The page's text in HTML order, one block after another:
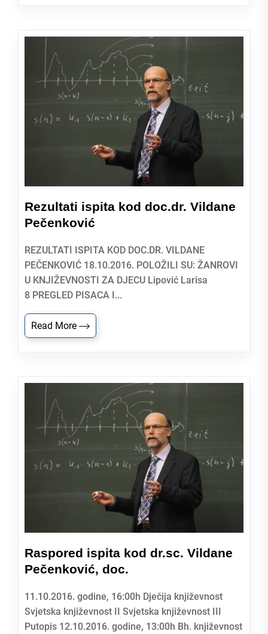
Rezultati ispita kod doc.dr. Vildane
Pečenković
REZULTATI ISPITA KOD DOC.DR. VILDANE
PEČENKOVIĆ 18.10.2016. POLOŽILI SU: ŽANROVI
U KNJIŽEVNOSTI ZA DJECU Lipović Larisa
8 PREGLED PISACA I...
Read More
Raspored ispita kod dr.sc. Vildane
Pečenković, doc.
11.10.2016. godine, 16:00h Dječija književnost
Svjetska književnost II Svjetska književnost III
Putopis 12.10.2016. godine, 13:00h Bh. književnost